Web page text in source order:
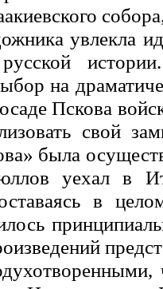
увлекла
на
Пскова
свой
была
уехал в
в